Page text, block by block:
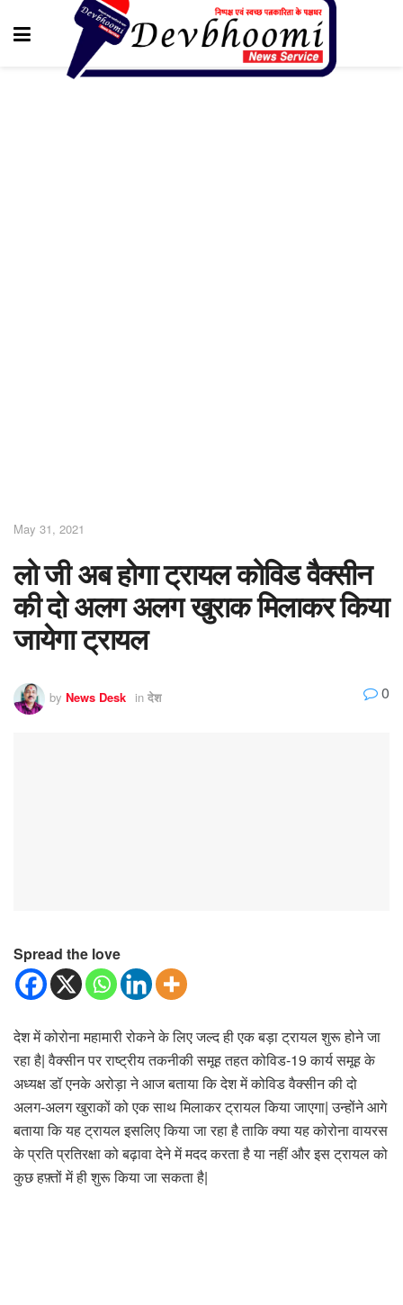
May 31, 2021
लो जी अब होगा ट्रायल कोविड वैक्सीन
की दो अलग अलग खुराक मिलाकर किया
जायेगा ट्रायल
by News Desk in देश 0
Spread the love
देश में कोरोना महामारी रोकने के लिए जल्द ही एक बड़ा ट्रायल शुरू होने जा
रहा है| वैक्सीन पर राष्ट्रीय तकनीकी समूह तहत कोविड-19 कार्य समूह के
अध्यक्ष डॉ एनके अरोड़ा ने आज बताया कि देश में कोविड वैक्सीन की दो
अलग-अलग खुराकों को एक साथ मिलाकर ट्रायल किया जाएगा| उन्होंने आगे
बताया कि यह ट्रायल इसलिए किया जा रहा है ताकि क्या यह कोरोना वायरस
के प्रति प्रतिरक्षा को बढ़ावा देने में मदद करता है या नहीं और इस ट्रायल को
कुछ हफ़्तों में ही शुरू किया जा सकता है|